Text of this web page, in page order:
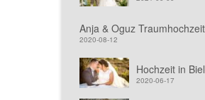
Anja & Oguz
2020-08-12
Hochzeit in
2020-06-17